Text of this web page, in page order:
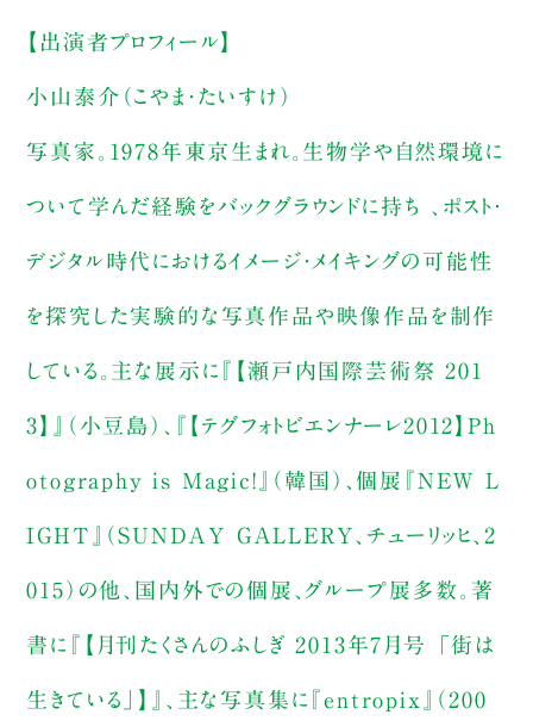
【出演者プロフィール】
小山泰介（こやま・たいすけ）
写真家。1978年東京生まれ。生物学や自然環境に
ついて学んだ経験をバックグラウンドに持ち 、ポスト・
デジタル時代におけるイメージ・メイキングの可能性
を探究した実験的な写真作品や映像作品を制作
している。主な展示に『【瀬戸内国際芸術祭 201
3】』（小豆島）、『【テグフォトビエンナーレ2012】Ph
otography is Magic!』（韓国）、個展『NEW L
IGHT』（SUNDAY GALLERY、チューリッヒ、2
015）の他、国内外での個展、グループ展多数。著
書に『【月刊たくさんのふしぎ 2013年7月号 「街は
生きている」】』、主な写真集に『entropix』（200